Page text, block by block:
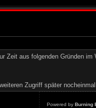
Zeit aus folgenden Gründen im
Zugriff später
Powered by Burning